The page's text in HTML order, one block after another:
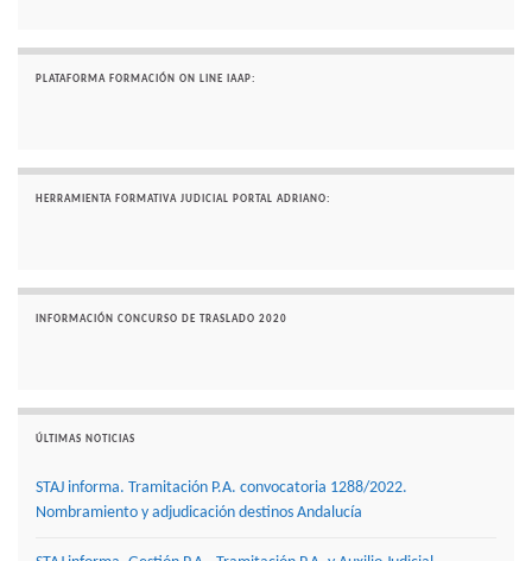
PLATAFORMA FORMACIÓN ON LINE IAAP:
HERRAMIENTA FORMATIVA JUDICIAL PORTAL ADRIANO:
INFORMACIÓN CONCURSO DE TRASLADO 2020
ÚLTIMAS NOTICIAS
STAJ informa. Tramitación P.A. convocatoria 1288/2022.
Nombramiento y adjudicación destinos Andalucía